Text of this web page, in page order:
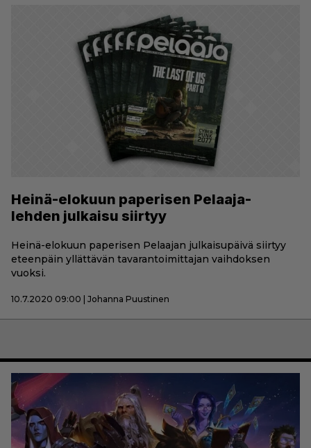
Heinä-elokuun paperisen Pelaaja-
lehden julkaisu siirtyy
Heinä-elokuun paperisen Pelaajan julkaisupäivä siirtyy
eteenpäin yllättävän tavarantoimittajan vaihdoksen
vuoksi.
10.7.2020 09:00 | Johanna Puustinen